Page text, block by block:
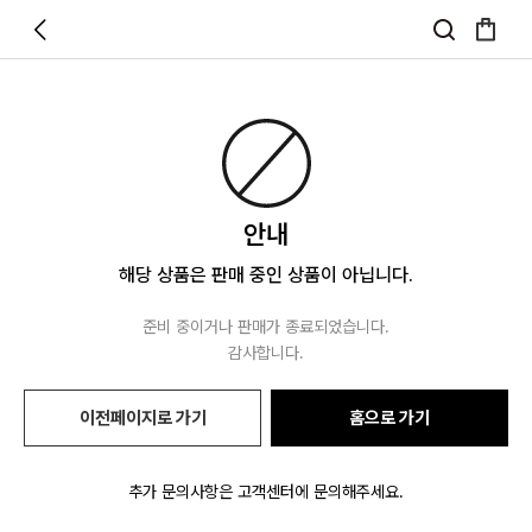
안내
해당 상품은 판매 중인 상품이 아닙니다.
준비 중이거나 판매가 종료되었습니다.
감사합니다.
이전페이지로 가기 홈으로 가기
추가 문의사항은 고객센터에 문의해주세요.